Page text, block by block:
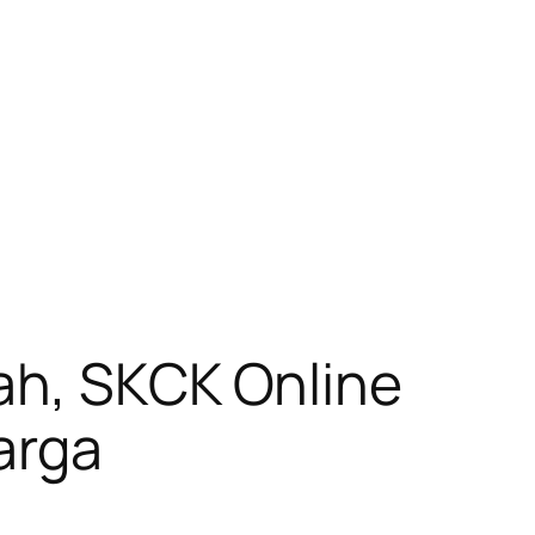
SKCK Online